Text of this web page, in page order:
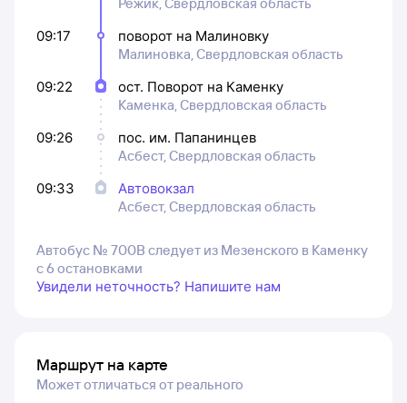
09:17
поворот на Малиновку
Малиновка, Свердловская область
09:22
ост. Поворот на Каменку
Каменка, Свердловская область
09:26
пос. им. Папанинцев
Асбест, Свердловская область
09:33
Автовокзал
Асбест, Свердловская область
Автобус № 700В следует из Мезенского в Каменку
с 6 остановками
Увидели неточность? Напишите нам
Маршрут на карте
Может отличаться от реального